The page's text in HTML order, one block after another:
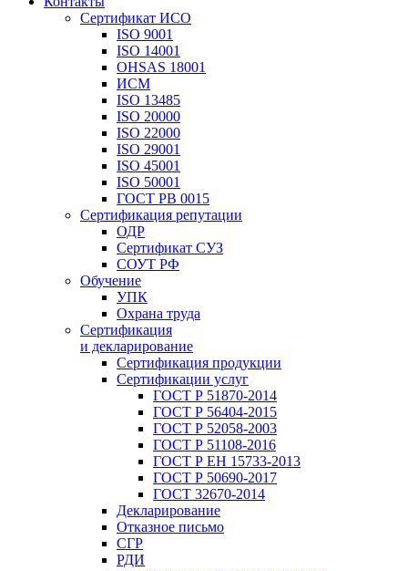
Сертификат ИСО
ISO 9001
ISO 14001
OHSAS 18001
ИСМ
ISO 13485
ISO 20000
ISO 22000
ISO 29001
ISO 45001
ISO 50001
ГОСТ РВ 0015
Сертификация репутации
ОДР
Сертификат СУЗ
СОУТ РФ
Обучение
УПК
Охрана труда
Сертификация
и декларирование
Сертификация продукции
Сертификации услуг
ГОСТ Р 51870-2014
ГОСТ Р 56404-2015
ГОСТ Р 52058-2003
ГОСТ Р 51108-2016
ГОСТ Р ЕН 15733-2013
ГОСТ Р 50690-2017
ГОСТ 32670-2014
Декларирование
Отказное письмо
СГР
РДИ